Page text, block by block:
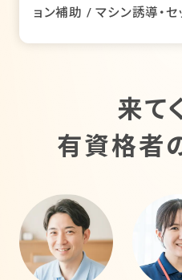
ョン補助 / マシン誘導・セ
来て
有資格者